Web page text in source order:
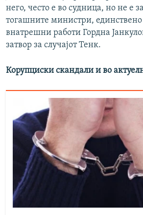
него, често е во судница, но не е
тогашните министри,
внатрешни работи Гордна
затвор за случајот Тенк.
Корупциски скандали и во